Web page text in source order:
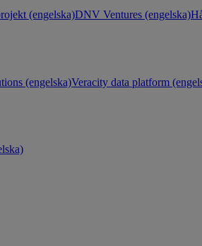
(engelska)DNV Ventures (engelska)
(engelska)Veracity data platform